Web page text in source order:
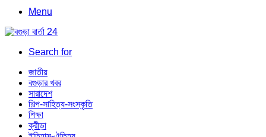
Menu
Search for
জাতীয়
বগুড়ার খবর
সারাদেশ
শিল্প-সাহিত্য-সংস্কৃতি
শিক্ষা
ক্রীড়া